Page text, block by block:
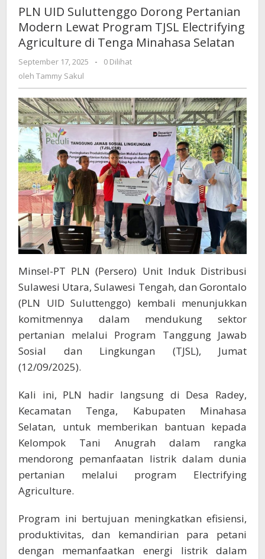
Dorong
Pertanian
Modern
Program
Electrifying
Agriculture
di
Tenga
Minahasa
Selatan
PLN UID Suluttenggo Dorong Pertanian
Modern Lewat Program TJSL Electrifying
Agriculture di Tenga Minahasa Selatan
September 17, 2025
oleh
-
0 Dilihat
oleh Tammy Sakul
Minsel-PT PLN (Persero) Unit Induk Distribusi
Sulawesi Utara, Sulawesi Tengah, dan Gorontalo
(PLN UID Suluttenggo) kembali menunjukkan
komitmennya dalam mendukung sektor
pertanian melalui Program Tanggung Jawab
Sosial dan Lingkungan (TJSL), Jumat
(12/09/2025).
Kali ini, PLN hadir langsung di Desa Radey,
Kecamatan Tenga, Kabupaten Minahasa
Selatan, untuk memberikan bantuan kepada
Kelompok Tani Anugrah dalam rangka
mendorong pemanfaatan listrik dalam dunia
pertanian melalui program Electrifying
Agriculture.
Program ini bertujuan meningkatkan efisiensi,
produktivitas, dan kemandirian para petani
dengan memanfaatkan energi listrik dalam